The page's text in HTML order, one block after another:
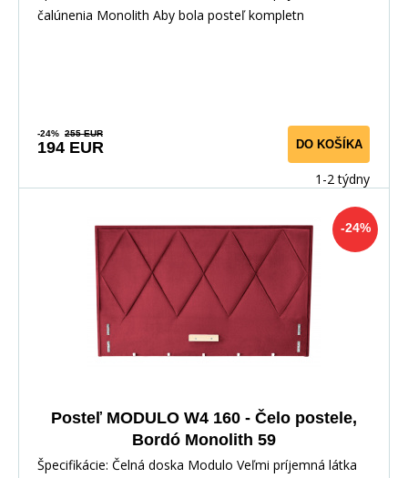
čalúnenia Monolith Aby bola posteľ kompletn
-24% 255 EUR
194 EUR DO KOŠÍKA
1-2 týdny
-24%
Posteľ MODULO W4 160 - Čelo postele,
Bordó Monolith 59
Špecifikácie: Čelná doska Modulo Veľmi príjemná látka